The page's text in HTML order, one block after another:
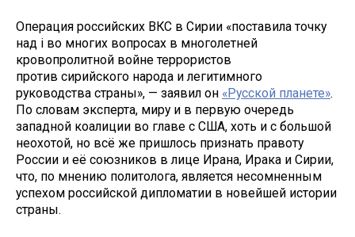
Операция российских ВКС в Сирии «поставила точку
над i во многих вопросах в многолетней
кровопролитной войне террористов
против сирийского народа и легитимного
руководства страны», — заявил он «Русской планете».
По словам эксперта, миру и в первую очередь
западной коалиции во главе с США, хоть и с большой
неохотой, но всё же пришлось признать правоту
России и её союзников в лице Ирана, Ирака и Сирии,
что, по мнению политолога, является несомненным
успехом российской дипломатии в новейшей истории
страны.